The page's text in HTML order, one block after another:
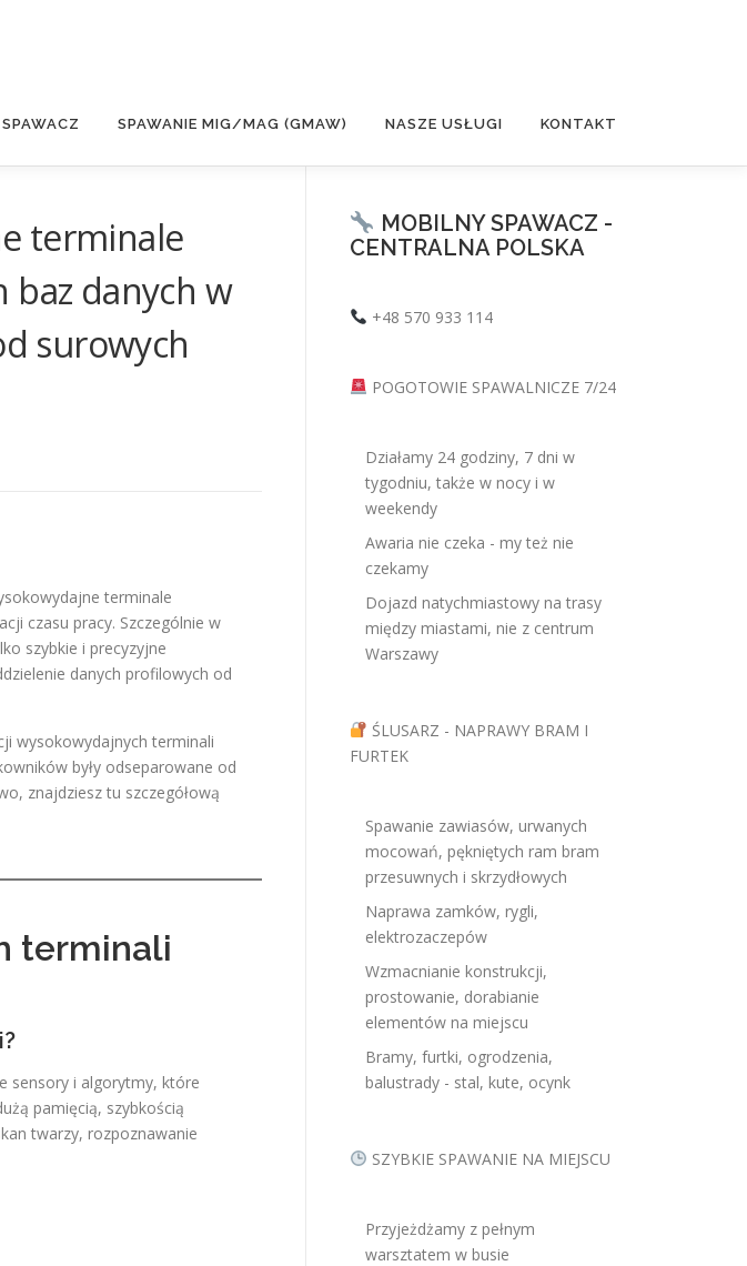
SPAWACZ SPAWANIE MIG/MAG (GMAW) NASZE USŁUGI KONTAKT
terminale
danych w
surowych
terminale
czasu pracy. Szczególnie w
szybkie i precyzyjne
danych profilowych od
wysokowydajnych terminali
były odseparowane od
znajdziesz tu szczegółową
terminali
sensory i algorytmy, które
pamięcią, szybkością
twarzy, rozpoznawanie
MOBILNY SPAWACZ -
CENTRALNA POLSKA
+48 570 933 114
POGOTOWIE SPAWALNICZE 7/24
Działamy 24 godziny, 7 dni w
tygodniu, także w nocy i w
weekendy
Awaria nie czeka - my też nie
czekamy
Dojazd natychmiastowy na trasy
między miastami, nie z centrum
Warszawy
ŚLUSARZ - NAPRAWY BRAM I
FURTEK
Spawanie zawiasów, urwanych
mocowań, pękniętych ram bram
przesuwnych i skrzydłowych
Naprawa zamków, rygli,
elektrozaczepów
Wzmacnianie konstrukcji,
prostowanie, dorabianie
elementów na miejscu
Bramy, furtki, ogrodzenia,
balustrady - stal, kute, ocynk
SZYBKIE SPAWANIE NA MIEJSCU
Przyjeżdżamy z pełnym
warsztatem w busie